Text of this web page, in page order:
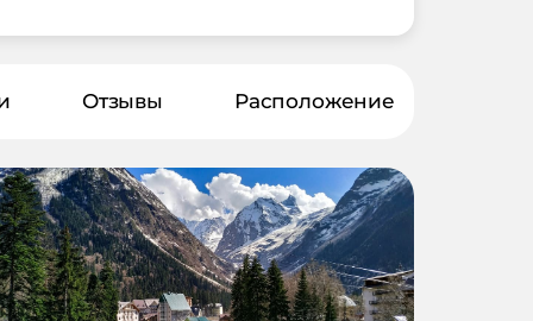
Отзывы Расположение